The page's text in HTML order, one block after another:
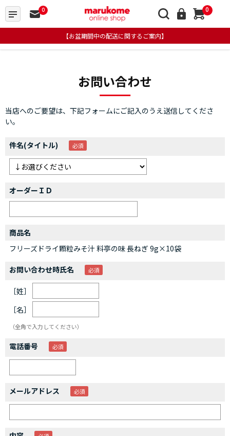
0 0
【お盆期間中の配送に関するご案内】
お問い合わせ
当店へのご要望は、下記フォームにご記入のうえ送信してくださ
い。
件名(タイトル)
オーダーＩＤ
商品名
フリーズドライ顆粒みそ汁 料亭の味 長ねぎ 9g×10袋
お問い合わせ時氏名
［姓］
［名］
（全角で入力してください）
電話番号
メールアドレス